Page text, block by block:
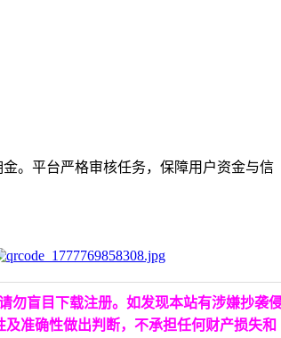
。平台严格审核任务，保障用户资金与信
勿盲目下载注册。如发现本站有涉嫌抄袭
准确性做出判断，不承担任何财产损失和